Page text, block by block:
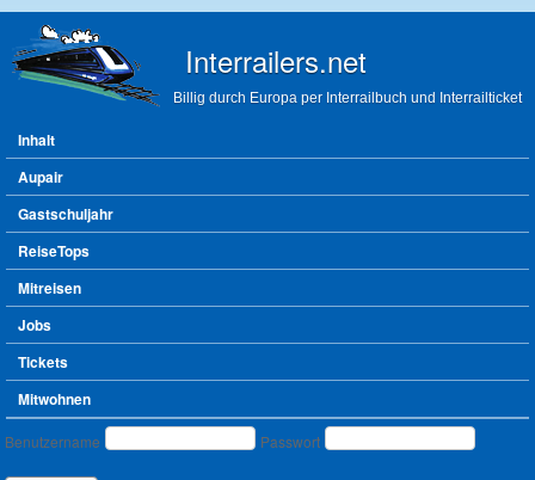
Interrailers.net
Billig durch Europa per Interrailbuch und Interrailticket
Hauptmenü
Inhalt
Aupair
Gastschuljahr
ReiseTops
Mitreisen
Jobs
Tickets
Mitwohnen
Benutzeranmeldung
Benutzername Passwort